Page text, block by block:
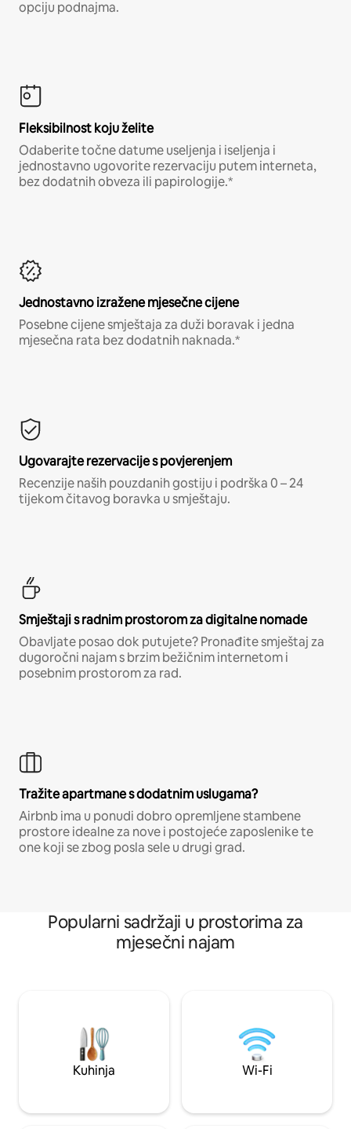
opciju podnajma.
Fleksibilnost koju želite
Odaberite točne datume useljenja i iseljenja i
jednostavno ugovorite rezervaciju putem interneta,
bez dodatnih obveza ili papirologije.*
Jednostavno izražene mjesečne cijene
Posebne cijene smještaja za duži boravak i jedna
mjesečna rata bez dodatnih naknada.*
Ugovarajte rezervacije s povjerenjem
Recenzije naših pouzdanih gostiju i podrška 0 – 24
tijekom čitavog boravka u smještaju.
Smještaji s radnim prostorom za digitalne nomade
Obavljate posao dok putujete? Pronađite smještaj za
dugoročni najam s brzim bežičnim internetom i
posebnim prostorom za rad.
Tražite apartmane s dodatnim uslugama?
Airbnb ima u ponudi dobro opremljene stambene
prostore idealne za nove i postojeće zaposlenike te
one koji se zbog posla sele u drugi grad.
Popularni sadržaji u prostorima za
mjesečni najam
Kuhinja Wi-Fi